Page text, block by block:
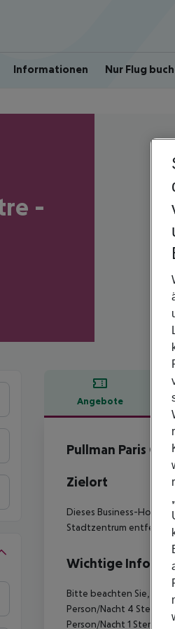
Informationen Nur Flug
-
Angebote
Pullman Paris
Zielort
Dieses Business-Hotel
Stadtzentrum entfernt,
Wichtige
Bitte beachten Sie, dass
Person/Nacht 4 Sterne
Person/Nacht 1 Sterne